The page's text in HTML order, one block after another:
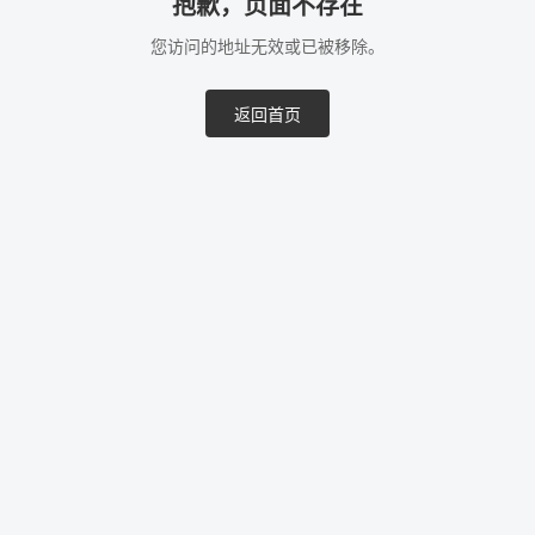
抱歉，页面不存在
您访问的地址无效或已被移除。
返回首页